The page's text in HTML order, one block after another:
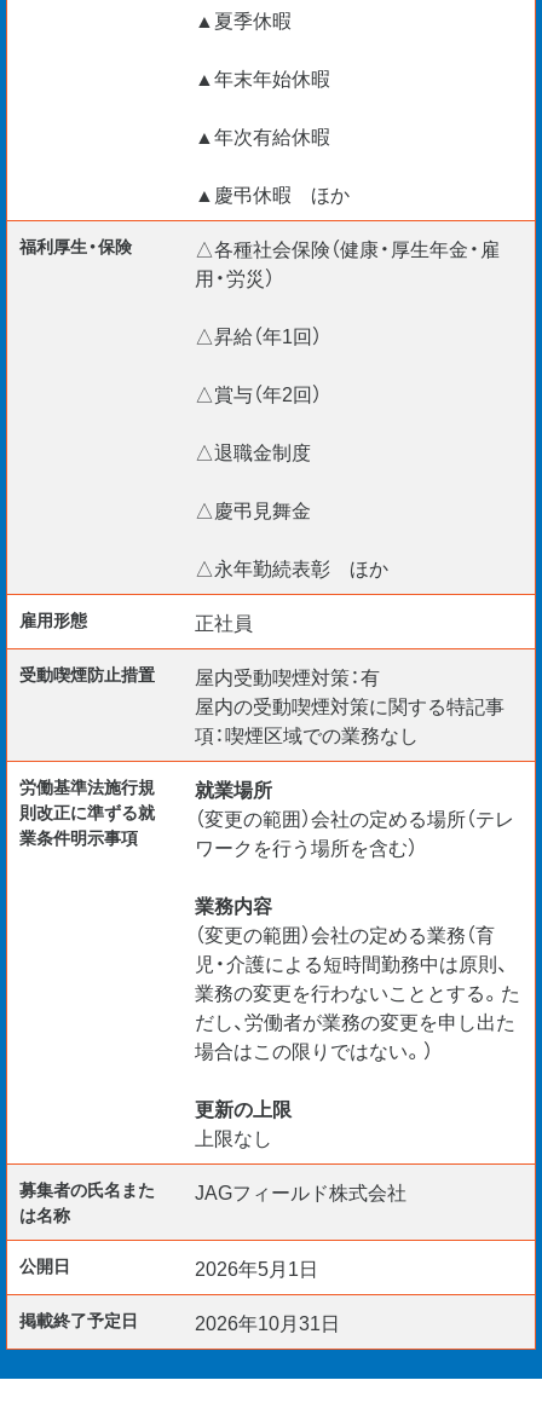
▲夏季休暇
▲年末年始休暇
▲年次有給休暇
▲慶弔休暇 ほか
福利厚生・保険
△各種社会保険（健康・厚生年金・雇
用・労災）
△昇給（年1回）
△賞与（年2回）
△退職金制度
△慶弔見舞金
△永年勤続表彰 ほか
雇用形態 正社員
受動喫煙防⽌措置
屋内受動喫煙対策：有
屋内の受動喫煙対策に関する特記事
項：喫煙区域での業務なし
労働基準法施行規
則改正に準ずる就
業条件明示事項
就業場所
（変更の範囲）会社の定める場所（テレ
ワークを行う場所を含む）
業務内容
（変更の範囲）会社の定める業務（育
児・介護による短時間勤務中は原則、
業務の変更を行わないこととする。た
だし、労働者が業務の変更を申し出た
場合はこの限りではない。）
更新の上限
上限なし
募集者の氏名また
は名称
JAGフィールド株式会社
公開日 2026年5月1日
掲載終了予定日 2026年10月31日